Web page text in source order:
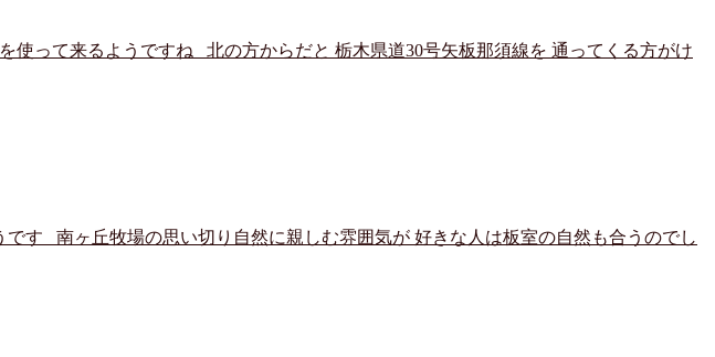
使って来るようですね 北の方からだと 栃木県道30号矢板那須線を 通ってくる方がけ
す 南ヶ丘牧場の思い切り自然に親しむ雰囲気が 好きな人は板室の自然も合うのでし